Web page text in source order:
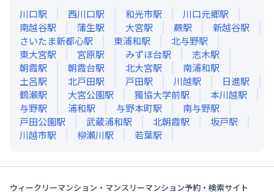
川口駅 西川口駅 和光市駅 川口元郷駅
南越谷駅 蒲生駅 大宮駅 蕨駅 新越谷駅
さいたま新都心駅 東浦和駅 北与野駅
東大宮駅 宮原駅 みずほ台駅 志木駅
朝霞駅 朝霞台駅 北大宮駅 南浦和駅
土呂駅 北戸田駅 戸田駅 川越駅 日進駅
鶴瀬駅 大宮公園駅 獨協大学前駅 本川越駅
与野駅 浦和駅 与野本町駅 南与野駅
戸田公園駅 武蔵浦和駅 北朝霞駅 坂戸駅
川越市駅 柳瀬川駅 若葉駅
ウィークリーマンション・マンスリーマンション予約・検索サイト